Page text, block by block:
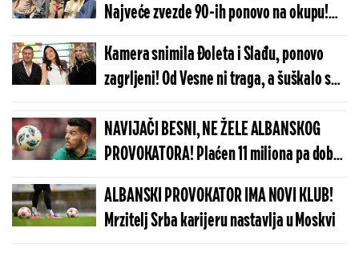
Najveće zvezde 90-ih ponovo na okupu!
(FOTO/VIDEO)
Kamera snimila Đoleta i Slađu, ponovo
zagrljeni! Od Vesne ni traga, a šuškalo se
da se razvode
NAVIJAČI BESNI, NE ŽELE ALBANSKOG
PROVOKATORA! Plaćen 11 miliona pa dobio
brutalnu poruku
ALBANSKI PROVOKATOR IMA NOVI KLUB!
Mrzitelj Srba karijeru nastavlja u Moskvi